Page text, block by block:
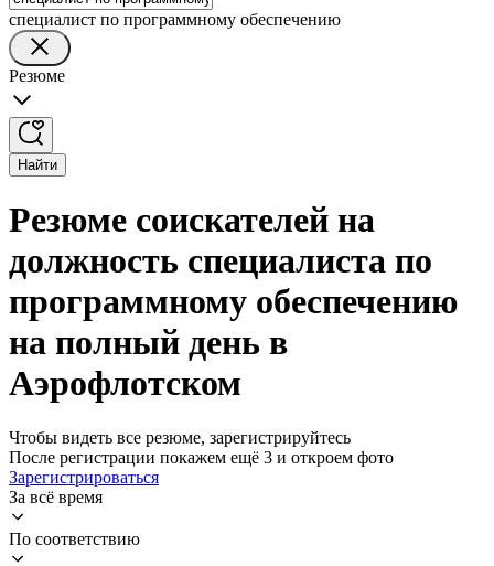
специалист по программному обеспечению
Резюме
Найти
Резюме соискателей на
должность специалиста по
программному обеспечению
на полный день в
Аэрофлотском
Чтобы видеть все резюме, зарегистрируйтесь
После регистрации покажем ещё 3 и откроем фото
Зарегистрироваться
За всё время
По соответствию